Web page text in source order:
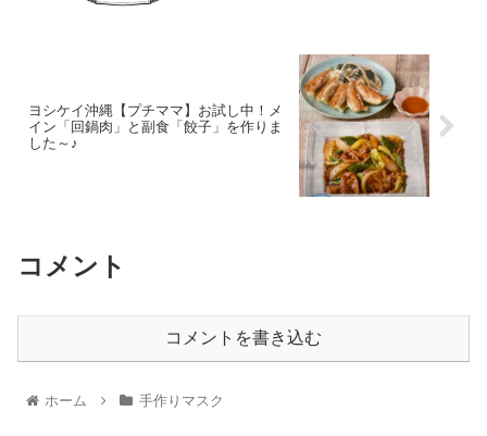
ヨシケイ沖縄【プチママ】お試し中！メ
イン「回鍋肉」と副食「餃子」を作りま
した～♪
コメント
コメントを書き込む
ホーム 手作りマスク